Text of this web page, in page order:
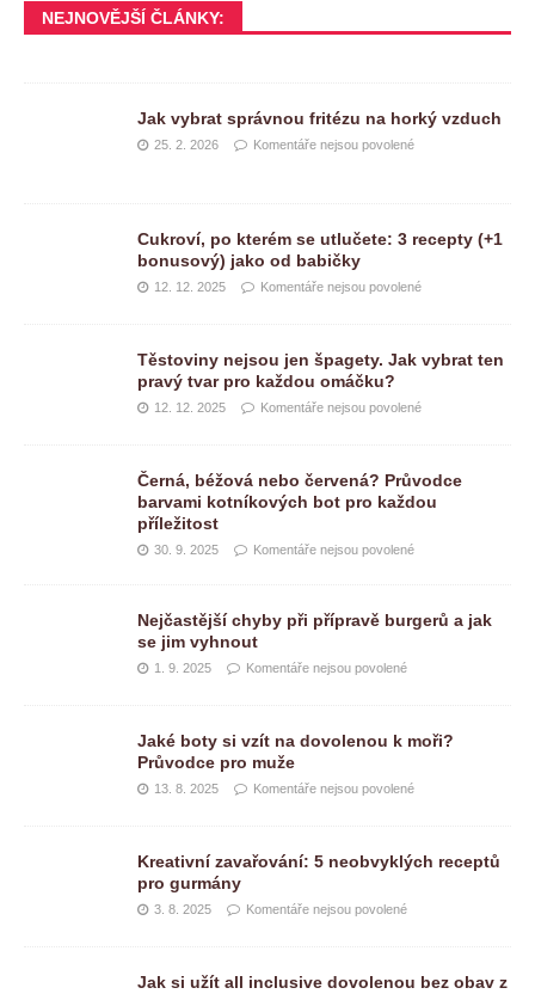
NEJNOVĚJŠÍ ČLÁNKY:
Jak vybrat správnou fritézu na horký vzduch
25. 2. 2026 Komentáře nejsou povolené
Cukroví, po kterém se utlučete: 3 recepty (+1
bonusový) jako od babičky
12. 12. 2025 Komentáře nejsou povolené
Těstoviny nejsou jen špagety. Jak vybrat ten
pravý tvar pro každou omáčku?
12. 12. 2025 Komentáře nejsou povolené
Černá, béžová nebo červená? Průvodce
barvami kotníkových bot pro každou
příležitost
30. 9. 2025 Komentáře nejsou povolené
Nejčastější chyby při přípravě burgerů a jak
se jim vyhnout
1. 9. 2025 Komentáře nejsou povolené
Jaké boty si vzít na dovolenou k moři?
Průvodce pro muže
13. 8. 2025 Komentáře nejsou povolené
Kreativní zavařování: 5 neobvyklých receptů
pro gurmány
3. 8. 2025 Komentáře nejsou povolené
Jak si užít all inclusive dovolenou bez obav z